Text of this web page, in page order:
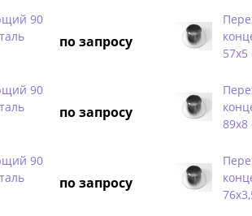
90
по запросу
90
по запросу
90
по запросу
57х5
89х8